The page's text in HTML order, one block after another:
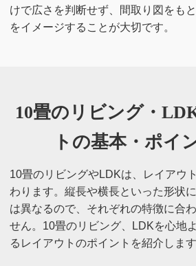
けで広さを判断せず、間取り図をも
をイメージすることが大切です。
10畳のリビング・
トの基本・ポイ
10畳のリビングやLDKは、レイアウ
わります。縦長や横長といった形状
は異なるので、それぞれの特徴に合
せん。10畳のリビング、LDKを心地
るレイアウトのポイントを紹介します